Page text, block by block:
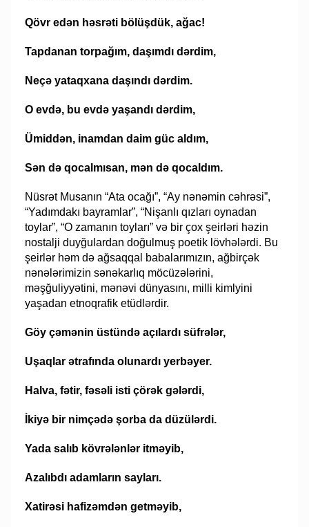
Qövr edən həsrəti bölüşdük, ağac!
Tapdanan torpağım, daşımdı dərdim,
Neçə yataqxana daşındı dərdim.
O evdə, bu evdə yaşandı dərdim,
Ümiddən, inamdan daim güc aldım,
Sən də qocalmısan, mən də qocaldım.
Nüsrət Musanın “Ata ocağı”, “Ay nənəmin cəhrəsi”,
“Yadımdakı bayramlar”, “Nişanlı qızları oynadan
toylar”, “O zamanın toyları” və bir çox şeirləri həzin
nostalji duyğulardan doğulmuş poetik lövhələrdi. Bu
şeirlər həm də ağsaqqal babalarımızın, ağbirçək
nənələrimizin sənəkarlıq möcüzələrini,
məşğuliyyətini, mənəvi dünyasını, milli kimlyini
yaşadan etnoqrafik etüdlərdir.
Göy çəmənin üstündə açılardı süfrələr,
Uşaqlar ətrafında olunardı yerbəyer.
Halva, fətir, fəsəli isti çörək gələrdi,
İkiyə bir nimçədə şorba da düzülərdi.
Yada salıb kövrələnlər itməyib,
Azalıbdı adamların sayları.
Xatirəsi hafizəmdən getməyib,